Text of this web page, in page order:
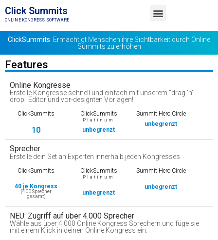
Click Summits
ONLINE KONGRESS SOFTWARE
ClickSummits: Ermächtigt Menschen ihre Sichtbarkeit durch Online
Summits zu erhöhen
Features
Online Kongresse
Erstelle Kongresse schnell und einfach mit unserem "drag 'n'
drop" Editor und vor-designten Vorlagen!
ClickSummits
10
ClickSummits
Platinum
unbegrenzt
Summit Hero Circle
unbegrenzt
Sprecher
Erstelle dein Set an Experten innerhalb jeden Kongresses
ClickSummits
40 je Kongress
(400 Sprecher
gesamt)
ClickSummits
Platinum
unbegrenzt
Summit Hero Circle
unbegrenzt
NEU: Zugriff auf über 4.000 Sprecher
Wähle aus über 4.000 Online Kongress Sprechern und füge sie
mit einem Klick in deinen Online Kongress ein.